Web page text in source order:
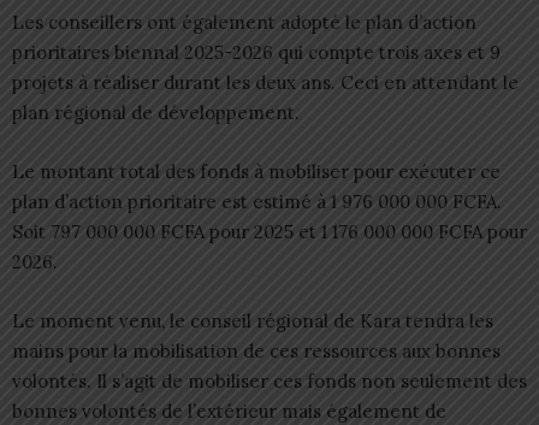
Les conseillers ont également adopté le plan d’action
prioritaires biennal 2025-2026 qui compte trois axes et 9
projets à réaliser durant les deux ans. Ceci en attendant le
plan régional de développement.
Le montant total des fonds à mobiliser pour exécuter ce
plan d’action prioritaire est estimé à 1 976 000 000 FCFA.
Soit 797 000 000 FCFA pour 2025 et 1 176 000 000 FCFA pour
2026.
Le moment venu, le conseil régional de Kara tendra les
mains pour la mobilisation de ces ressources aux bonnes
volontés. Il s’agit de mobiliser ces fonds non seulement des
bonnes volontés de l’extérieur mais également de